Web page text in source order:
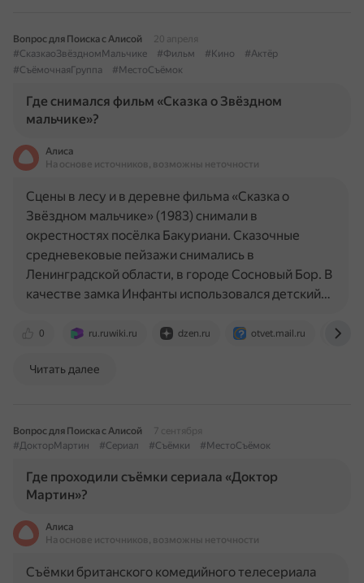
Вопрос для Поиска с Алисой
20 апреля
#СказкаоЗвёздномМальчике
#Фильм #Кино
#Актёр
#СъёмочнаяГруппа
#МестоСъёмок
Где снимался фильм «Сказка о Звёздном
мальчике»?
Алиса
На основе источников, возможны неточности
0 ru.ruwiki.ru dzen.ru otvet.mail.ru
Сцены в лесу и в деревне фильма «Сказка о
Звёздном мальчике» (1983) снимали в
окрестностях посёлка Бакуриани. Сказочные
средневековые пейзажи снимались в
Ленинградской области, в городе Сосновый Бор. В
качестве замка Инфанты использовался детский…
Читать далее
Вопрос для Поиска с Алисой
7 сентября
#ДокторМартин
#Сериал #Съёмки #МестоСъёмок
Где проходили съёмки сериала «Доктор
Мартин»?
Алиса
На основе источников, возможны неточности
Съёмки британского комедийного телесериала